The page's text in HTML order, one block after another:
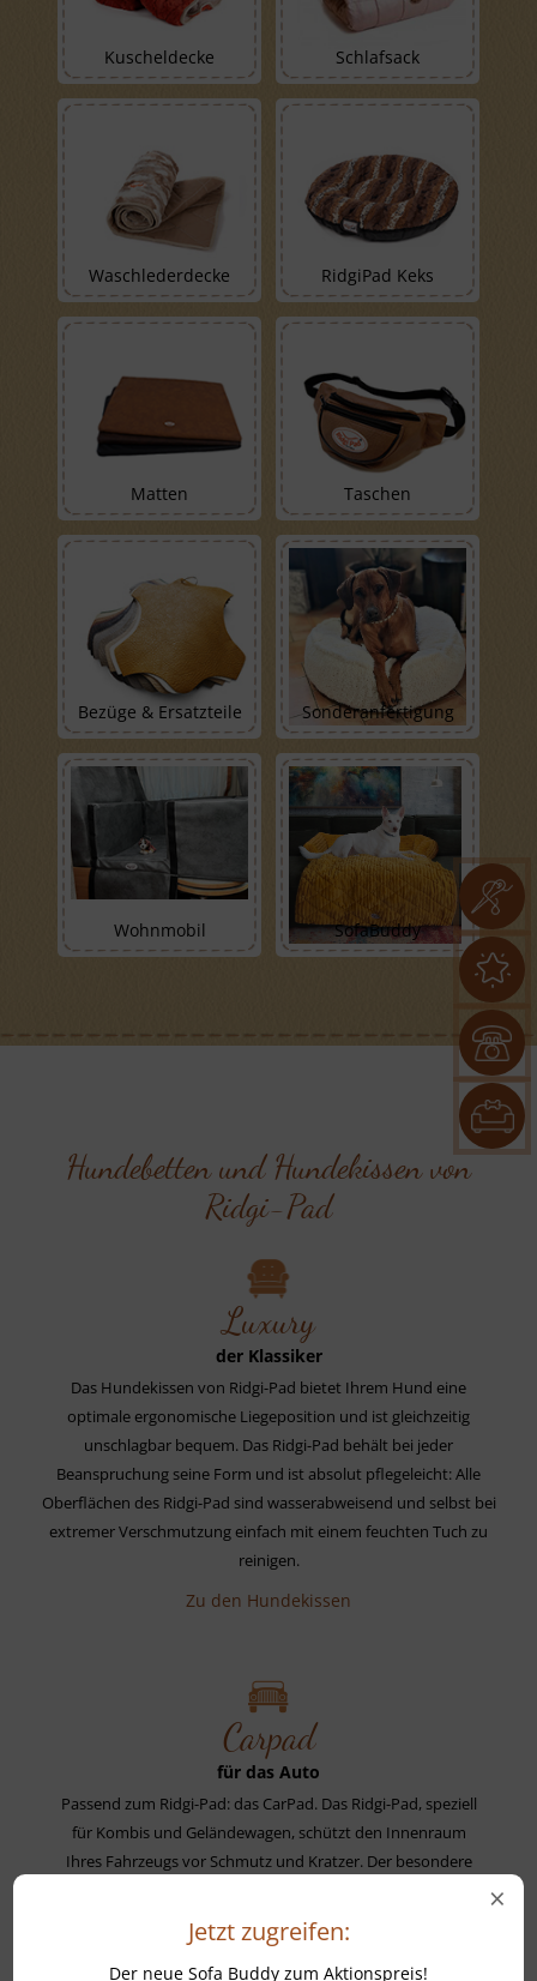
Kuscheldecke Schlafsack
Waschlederdecke RidgiPad Keks
Matten Taschen
Bezüge & Ersatzteile Sonderanfertigung
Wohnmobil SofaBuddy
Hundebetten und Hundekissen von
Ridgi-Pad
Luxury
der Klassiker
Das Hundekissen von Ridgi-Pad bietet Ihrem Hund eine
optimale ergonomische Liegeposition und ist gleichzeitig
unschlagbar bequem. Das Ridgi-Pad behält bei jeder
Beanspruchung seine Form und ist absolut pflegeleicht: Alle
Oberflächen des Ridgi-Pad sind wasserabweisend und selbst bei
extremer Verschmutzung einfach mit einem feuchten Tuch zu
reinigen.
Zu den Hundekissen
Carpad
für das Auto
Passend zum Ridgi-Pad: das CarPad. Das Ridgi-Pad, speziell
für Kombis und Geländewagen, schützt den Innenraum
Ihres Fahrzeugs vor Schmutz und Kratzer. Der besondere
Fahrzeuges zum herausziehen. Ihr Hund liegt in
gewohnter Ridgi-Pad Manier komfortabel in Ihrem Auto
und beim Ein- und Ausstieg schützt das Car-Pad vor
×
Jetzt zugreifen:
Der neue Sofa Buddy zum Aktionspreis!